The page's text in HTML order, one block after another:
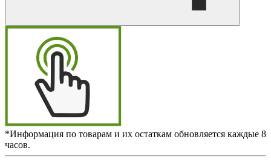
*Информация по товарам и их остаткам обновляется каждые 8
часов.